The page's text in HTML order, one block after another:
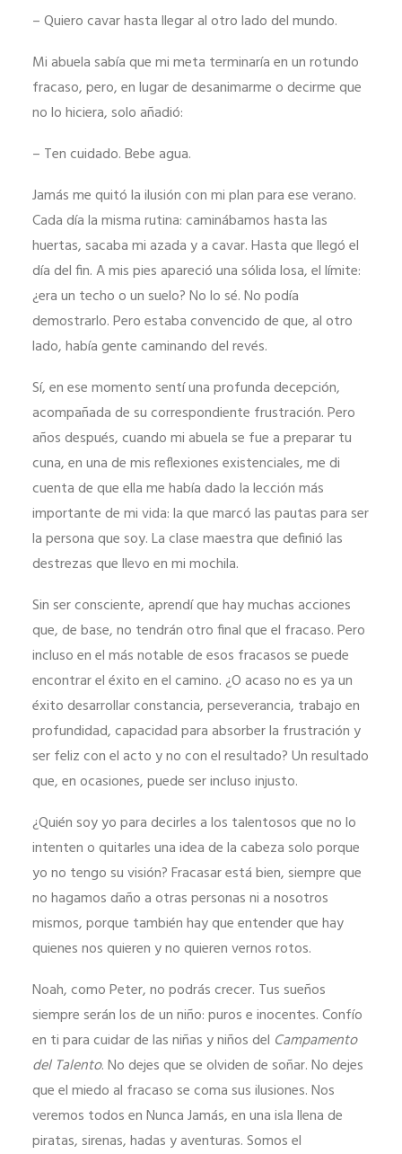
– Quiero cavar hasta llegar al otro lado del mundo.
Mi abuela sabía que mi meta terminaría en un rotundo
fracaso, pero, en lugar de desanimarme o decirme que
no lo hiciera, solo añadió:
– Ten cuidado. Bebe agua.
Jamás me quitó la ilusión con mi plan para ese verano.
Cada día la misma rutina: caminábamos hasta las
huertas, sacaba mi azada y a cavar. Hasta que llegó el
día del fin. A mis pies apareció una sólida losa, el límite:
¿era un techo o un suelo? No lo sé. No podía
demostrarlo. Pero estaba convencido de que, al otro
lado, había gente caminando del revés.
Sí, en ese momento sentí una profunda decepción,
acompañada de su correspondiente frustración. Pero
años después, cuando mi abuela se fue a preparar tu
cuna, en una de mis reflexiones existenciales, me di
cuenta de que ella me había dado la lección más
importante de mi vida: la que marcó las pautas para ser
la persona que soy. La clase maestra que definió las
destrezas que llevo en mi mochila.
Sin ser consciente, aprendí que hay muchas acciones
que, de base, no tendrán otro final que el fracaso. Pero
incluso en el más notable de esos fracasos se puede
encontrar el éxito en el camino. ¿O acaso no es ya un
éxito desarrollar constancia, perseverancia, trabajo en
profundidad, capacidad para absorber la frustración y
ser feliz con el acto y no con el resultado? Un resultado
que, en ocasiones, puede ser incluso injusto.
¿Quién soy yo para decirles a los talentosos que no lo
intenten o quitarles una idea de la cabeza solo porque
yo no tengo su visión? Fracasar está bien, siempre que
no hagamos daño a otras personas ni a nosotros
mismos, porque también hay que entender que hay
quienes nos quieren y no quieren vernos rotos.
Noah, como Peter, no podrás crecer. Tus sueños
siempre serán los de un niño: puros e inocentes. Confío
en ti para cuidar de las niñas y niños del Campamento
del Talento. No dejes que se olviden de soñar. No dejes
que el miedo al fracaso se coma sus ilusiones. Nos
veremos todos en Nunca Jamás, en una isla llena de
piratas, sirenas, hadas y aventuras. Somos el
aumentas la
ver contenido y
ofertas
personalizados.